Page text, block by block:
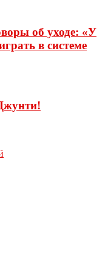
об уходе: «У
в системе